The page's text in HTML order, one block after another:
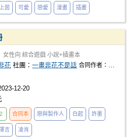
上茵 可愛 戀愛 漫畫 插畫
女性向 綜合遊戲 小說+插畫本
花 社團：一畫非花不是話 合同作者： ※繪手
12-20
2 合同本 戀與製作人 白起 許墨
言 凌肖